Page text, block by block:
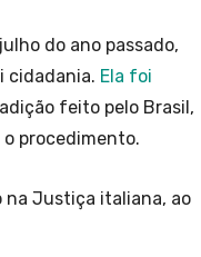
do ano passado,
cidadania. Ela foi
feito pelo Brasil,
procedimento.
na Justiça italiana, ao